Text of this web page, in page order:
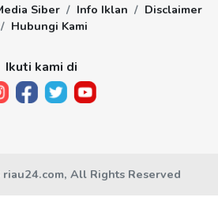
Siber Info Iklan
Disclaimer
Hubungi Kami
Ikuti kami di
All Rights Reserved